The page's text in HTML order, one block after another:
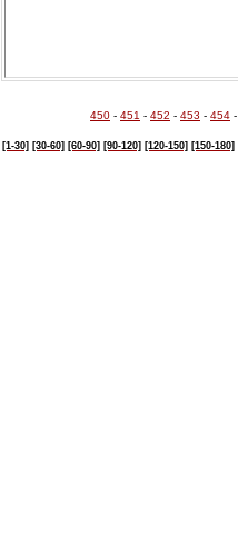
450 - 451 - 452 - 453 - 454 -
[1-30] [30-60] [60-90] [90-120] [120-150] [150-180]